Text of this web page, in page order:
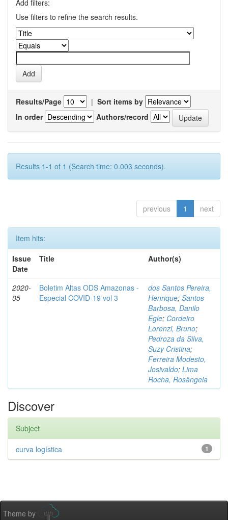
Add filters:
Use filters to refine the search results.
Results/Page | Sort items by
In order
Authors/record
Results 1-1 of 1 (Search time: 0.003 seconds).
previous 1 next
Item hits:
Issue
Date
Title Author(s)
2020-
05
Boletim Altas ODS Amazonas -
Especial COVID-19 vol 3
dos Santos Pereira,
Henrique; Santos
Barbosa, Danilo
Egle; Cordeiro
Lorenzi, Bruno;
Pedroza da Silva,
Suzy Cristina;
Ferreira Modesto,
Josivaldo; Lima
Rocha, Rosângela
Discover
Subject
1
curva logística
Theme by